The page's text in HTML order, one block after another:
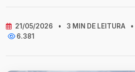
21/05/2026 • 3 MIN DE LEITURA
•
6.381